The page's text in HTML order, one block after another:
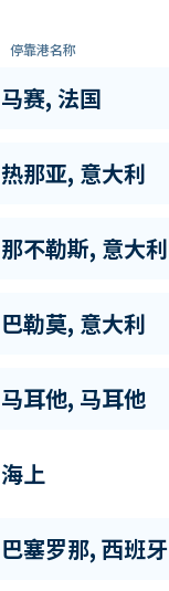
停靠港名称
马赛, 法国
热那亚, 意大利
那不勒斯, 意大利
巴勒莫, 意大利
马耳他, 马耳他
海上
巴塞罗那, 西班牙